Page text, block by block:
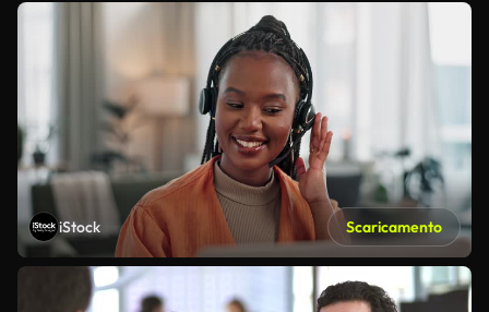
iStock Scaricamento